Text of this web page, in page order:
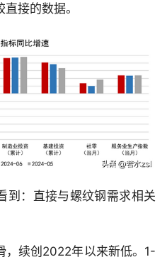
接的数据。
到：直接与螺纹钢需求相关
，续创2022年以来新低。1-